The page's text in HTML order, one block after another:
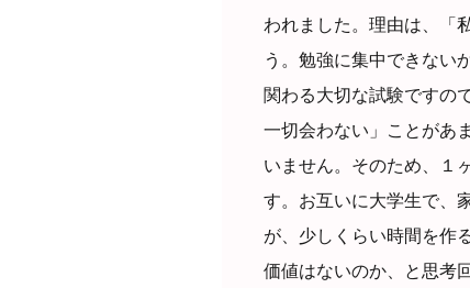
われました。理由は、「
う。勉強に集中できない
関わる大切な試験ですの
一切会わない」ことがあ
いません。そのため、１
す。お互いに大学生で、
が、少しくらい時間を作
価値はないのか、と思考